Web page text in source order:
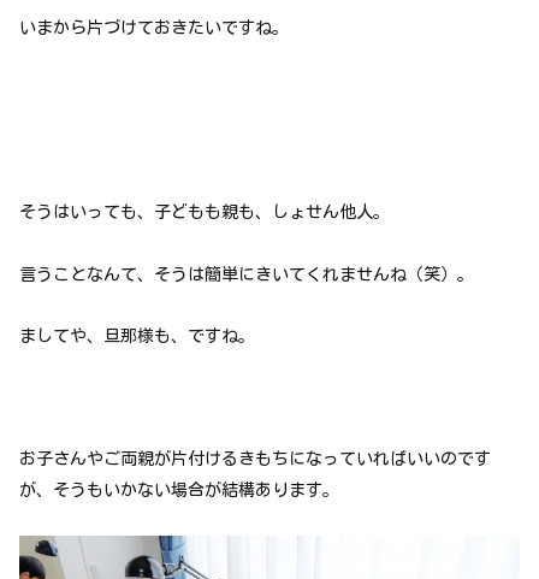
いまから片づけておきたいですね。
そうはいっても、子どもも親も、しょせん他人。
言うことなんて、そうは簡単にきいてくれませんね（笑）。
ましてや、旦那様も、ですね。
お子さんやご両親が片付けるきもちになっていればいいのです
が、そうもいかない場合が結構あります。